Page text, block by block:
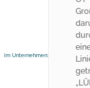
im Unternehmen: